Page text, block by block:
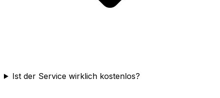
Ist der Service wirklich kostenlos?